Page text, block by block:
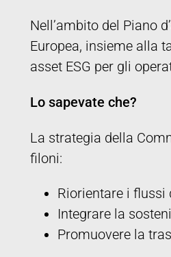
Nell’ambito del Piano
Europea, insieme alla
asset ESG per gli
Lo sapevate che?
La strategia della
filoni:
Riorientare i flussi
Integrare la
Promuovere la